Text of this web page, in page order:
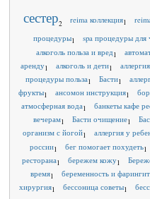
сестер2 reima коллекция1
процедуры1 spa процедуры
алкоголь польза и вред1
аренду1 алкоголь и дети1
процедуры польза1 Басти1
фрукты1 ансомон инструкция1
атмосферная вода1 банкеты кафе
вечерам1 Басти очищение1
организм с йогой1 аллергия у
россии1 бег помогает похудеть1
ресторана1 бережем кожу1
время1 беременность и фарингит
хирургия1 бессоница советы1